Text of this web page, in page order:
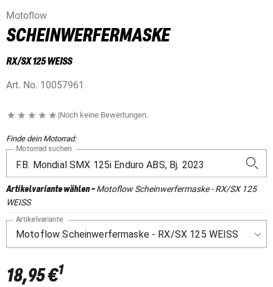
Motoflow
SCHEINWERFERMASKE
RX/SX 125 WEISS
Art. No. 10057961
|Noch keine Bewertungen.
Finde dein Motorrad:
Motorrad suchen
Artikelvariante wählen-Motoflow Scheinwerfermaske - RX/SX 125
WEISS
Artikelvariante
18,95 €1